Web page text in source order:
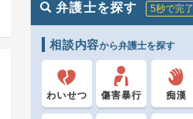
弁護士を探す 5秒で完了
相談内容から弁護士を探す
わいせつ 傷害暴行 痴漢